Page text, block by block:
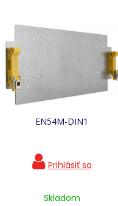
EN54M-DIN1
Skladom